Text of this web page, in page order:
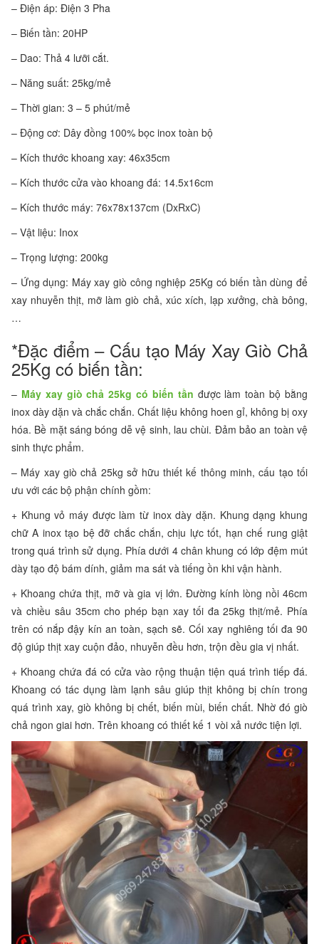
– Điện áp: Điện 3 Pha
– Biến tần: 20HP
– Dao: Thả 4 lưỡi cắt.
– Năng suất: 25kg/mẻ
– Thời gian: 3 – 5 phút/mẻ
– Động cơ: Dây đồng 100% bọc inox toàn bộ
– Kích thước khoang xay: 46x35cm
– Kích thước cửa vào khoang đá: 14.5x16cm
– Kích thước máy: 76x78x137cm (DxRxC)
– Vật liệu: Inox
– Trọng lượng: 200kg
– Ứng dụng: Máy xay giò công nghiệp 25Kg có biến tần dùng để
xay nhuyễn thịt, mỡ làm giò chả, xúc xích, lạp xưởng, chà bông,
…
*Đặc điểm – Cấu tạo Máy Xay Giò Chả
25Kg có biến tần:
– Máy xay giò chả 25kg có biến tần được làm toàn bộ bằng
inox dày dặn và chắc chắn. Chất liệu không hoen gỉ, không bị oxy
hóa. Bề mặt sáng bóng dễ vệ sinh, lau chùi. Đảm bảo an toàn vệ
sinh thực phẩm.
– Máy xay giò chả 25kg sở hữu thiết kế thông minh, cấu tạo tối
ưu với các bộ phận chính gồm:
+ Khung vỏ máy được làm từ inox dày dặn. Khung dạng khung
chữ A inox tạo bệ đỡ chắc chắn, chịu lực tốt, hạn chế rung giật
trong quá trình sử dụng. Phía dưới 4 chân khung có lớp đệm mút
dày tạo độ bám dính, giảm ma sát và tiếng ồn khi vận hành.
+ Khoang chứa thịt, mỡ và gia vị lớn. Đường kính lòng nồi 46cm
và chiều sâu 35cm cho phép bạn xay tối đa 25kg thịt/mẻ. Phía
trên có nắp đậy kín an toàn, sạch sẽ. Cối xay nghiêng tối đa 90
độ giúp thịt xay cuộn đảo, nhuyễn đều hơn, trộn đều gia vị nhất.
+ Khoang chứa đá có cửa vào rộng thuận tiện quá trình tiếp đá.
Khoang có tác dụng làm lạnh sâu giúp thịt không bị chín trong
quá trình xay, giò không bị chết, biến mùi, biến chất. Nhờ đó giò
chả ngon giai hơn. Trên khoang có thiết kế 1 vòi xả nước tiện lợi.